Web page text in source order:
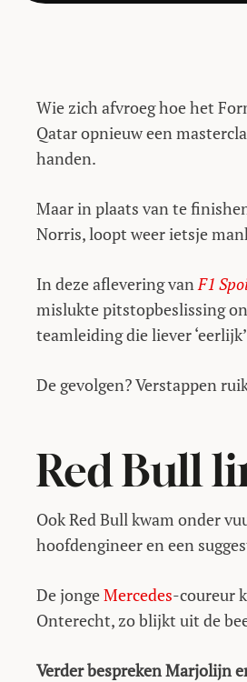
Wie zich afvroeg hoe het
Qatar opnieuw een
handen.
Maar in plaats van te
Norris, loopt weer ietsje
In deze aflevering vanF1
mislukte pitstopbeslissing
teamleiding die liever
De gevolgen? Verstappen
Red Bull
Ook Red Bull kwam onder
hoofdengineer en een
De jongeMercedes-coureur
Onterecht, zo blijkt uit de
Verder bespreken Marjolijn